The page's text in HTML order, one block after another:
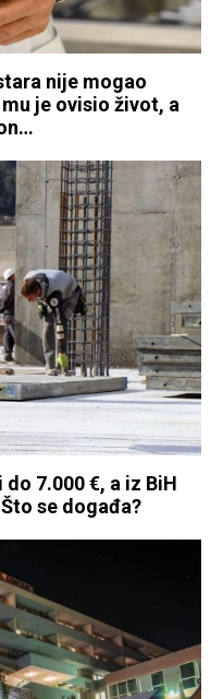
nije mogao
je ovisio život, a
7.000 €, a iz BiH
se događa?